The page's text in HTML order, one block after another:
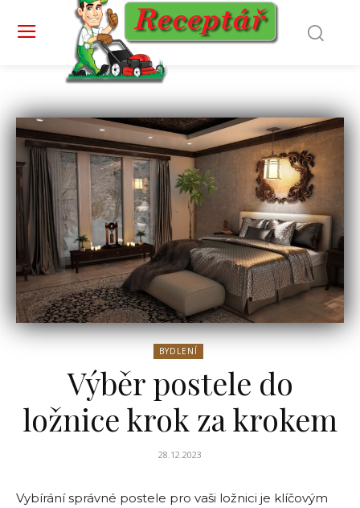
BYDLENÍ
Výběr postele do
ložnice krok za krokem
28.12.2023
Vybírání správné postele pro vaši ložnici je klíčovým